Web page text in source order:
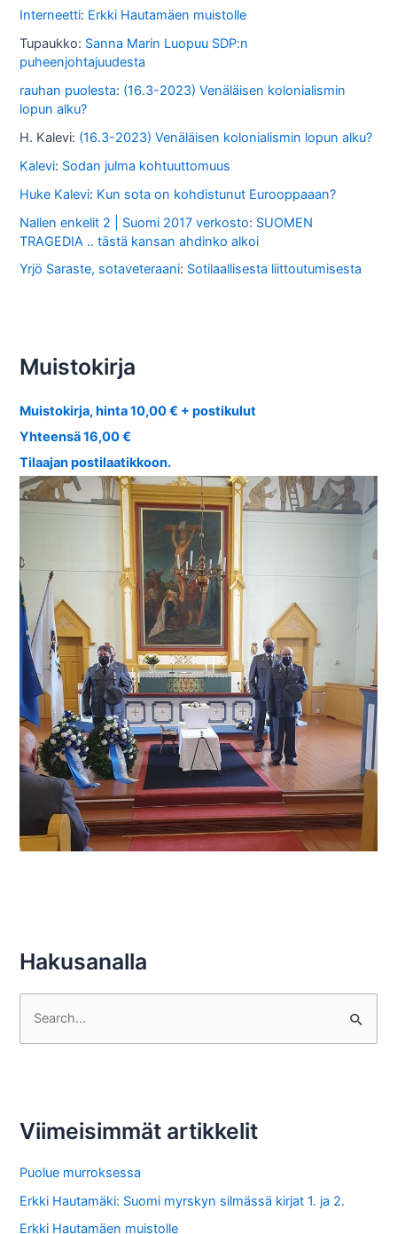
a
Interneetti: Erkki Hautamäen muistolle
Tupaukko: Sanna Marin Luopuu SDP:n
puheenjohtajuudesta
rauhan puolesta: (16.3-2023) Venäläisen kolonialismin
lopun alku?
H. Kalevi: (16.3-2023) Venäläisen kolonialismin lopun alku?
Kalevi: Sodan julma kohtuuttomuus
Huke Kalevi: Kun sota on kohdistunut Eurooppaaan?
Nallen enkelit 2 | Suomi 2017 verkosto: SUOMEN
TRAGEDIA .. tästä kansan ahdinko alkoi
Yrjö Saraste, sotaveteraani: Sotilaallisesta liittoutumisesta
Muistokirja
Muistokirja, hinta 10,00 € + postikulut
Yhteensä 16,00 €
Tilaajan postilaatikkoon.
Hakusanalla
h
r
Viimeisimmät artikkelit
Puolue murroksessa
Erkki Hautamäki: Suomi myrskyn silmässä kirjat 1. ja 2.
Erkki Hautamäen muistolle